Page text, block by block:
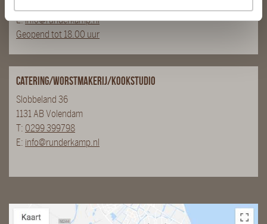
E:info@runderkamp.nl
Geopend tot 18.00 uur
Catering/Worstmakerij/Kookstudio
Slobbeland 36
1131 AB Volendam
T: 0299 399798
E: info@runderkamp.nl